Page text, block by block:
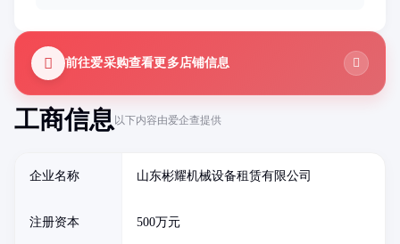
工商信息以下内容由爱企查提供
企业名称 山东彬耀机械设备租赁有限公司
注册资本 500万元
前往爱采购查看更多店铺信息